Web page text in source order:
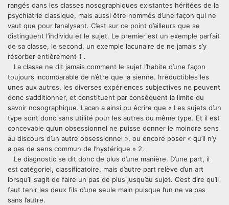
rangés dans les classes nosographiques existantes héritées de la
psychiatrie classique, mais aussi être nommés d’une façon qui ne
vaut que pour l’analysant. C’est sur ce point d’ailleurs que se
distinguent l’individu et le sujet. Le premier est un exemple parfait
de sa classe, le second, un exemple lacunaire de ne jamais s’y
résorber entièrement 1 .
La classe ne dit jamais comment le sujet l’habite d’une façon
toujours incomparable de n’être que la sienne. Irréductibles les
unes aux autres, les diverses expériences subjectives ne peuvent
donc s’additionner, et constituent par conséquent la limite du
savoir nosographique. Lacan a ainsi pu écrire que « Les sujets d’un
type sont donc sans utilité pour les autres du même type. Et il est
concevable qu’un obsessionnel ne puisse donner le moindre sens
au discours d’un autre obsessionnel », ou encore poser « qu’il n’y
a pas de sens commun de l’hystérique » 2.
Le diagnostic se dit donc de plus d’une manière. D’une part, il
est catégoriel, classificatoire, mais d’autre part relève d’un art
lorsqu’il s’agit de faire un pas de plus jusqu’au sujet. C’est dire qu’il
faut tenir les deux fils d’une seule main puisque l’un ne va pas
sans l’autre.